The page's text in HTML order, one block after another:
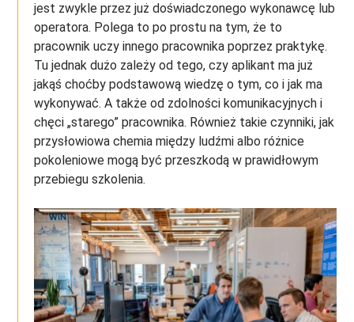
jest zwykle przez już doświadczonego wykonawcę lub
operatora. Polega to po prostu na tym, że to
pracownik uczy innego pracownika poprzez praktykę.
Tu jednak dużo zależy od tego, czy aplikant ma już
jakąś choćby podstawową wiedzę o tym, co i jak ma
wykonywać. A także od zdolności komunikacyjnych i
chęci „starego” pracownika. Również takie czynniki, jak
przysłowiowa chemia między ludźmi albo różnice
pokoleniowe mogą być przeszkodą w prawidłowym
przebiegu szkolenia.